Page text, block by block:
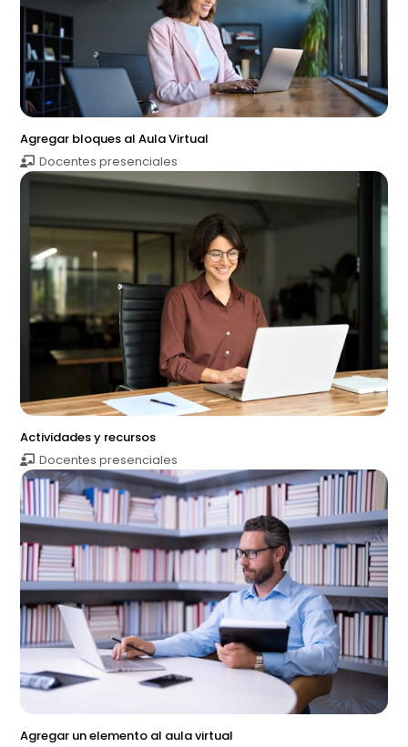
Agregar bloques al Aula Virtual
Docentes presenciales
Actividades y recursos
Docentes presenciales
Agregar un elemento al aula virtual